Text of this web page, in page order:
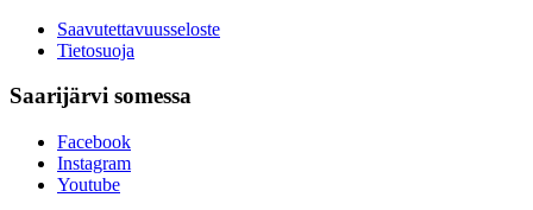
Saavutettavuusseloste
Tietosuoja
Saarijärvi somessa
Facebook
Instagram
Youtube